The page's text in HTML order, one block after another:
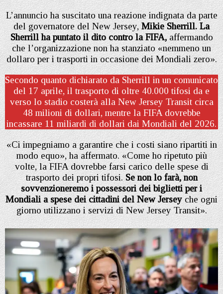
L’annuncio ha suscitato una reazione indignata da parte
del governatore del New Jersey,Mikie Sherrill. La
Sherrill ha puntato il dito contro la FIFA,affermando
che l’organizzazione non ha stanziato «nemmeno un
dollaro per i trasporti in occasione dei Mondiali zero».
Secondo quanto dichiarato da Sherrill in un comunicato
del 17 aprile, il trasporto di oltre 40.000 tifosi da e
verso lo stadio costerà alla New Jersey Transit circa
48 milioni di dollari, mentre la FIFA dovrebbe
incassare 11 miliardi di dollari dai Mondiali del 2026.
«Ci impegniamo a garantire che i costi siano ripartiti in
modo equo», ha affermato. «Come ho ripetuto più
volte, la FIFA dovrebbe farsi carico delle spese di
trasporto dei propri tifosi.Se non lo farà, non
sovvenzioneremo i possessori dei biglietti per i
Mondiali a spese dei cittadini del New Jerseyche ogni
giorno utilizzano i servizi di New Jersey Transit».